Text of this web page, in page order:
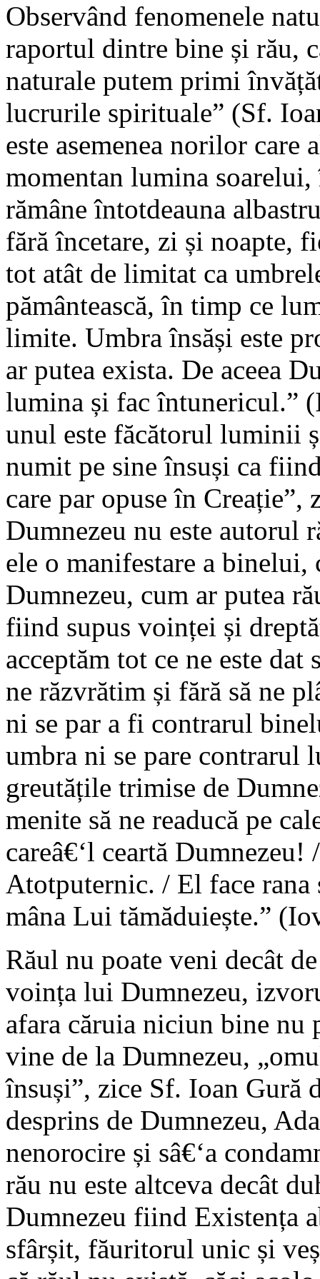
Observând fenomenele
raportul dintre bine și rău,
naturale putem primi
lucrurile spirituale” (Sf.
este asemenea norilor care
momentan lumina
rămâne întotdeauna
fără încetare, zi și noapte,
tot atât de limitat ca
pământească, în timp ce
limite. Umbra însăși este
ar putea exista. De aceea
lumina și fac întunericul.”
unul este făcătorul luminii
numit pe sine însuși ca
care par opuse în Creație”,
Dumnezeu nu este autorul
ele o manifestare a binelui,
Dumnezeu, cum ar putea
fiind supus voinței și
acceptăm tot ce ne este dat
ne răzvrătim și fără să ne
ni se par a fi contrarul
umbra ni se pare contrarul
greutățile trimise de
menite să ne readucă pe
careâ€‘l ceartă
Atotputernic. / El face
mâna Lui tămăduiește.”
Răul nu poate veni decât
voința lui Dumnezeu,
afara căruia niciun bine nu
vine de la Dumnezeu,
însuși”, zice Sf. Ioan Gură
desprins de Dumnezeu,
nenorocire și sâ€‘a
rău nu este altceva decât
Dumnezeu fiind Existența
sfârșit, făuritorul unic și